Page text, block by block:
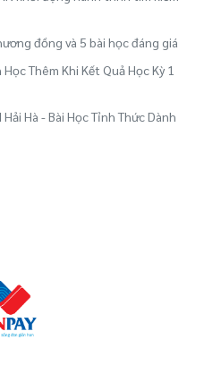
đồng và 5 bài học đáng giá
Thêm Khi Kết Quả Học Kỳ 1
Hà - Bài Học Tỉnh Thức Dành